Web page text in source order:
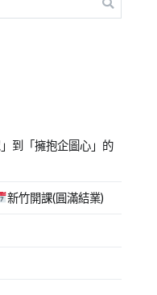
到「擁抱企圖心」的
新竹開課(圓滿結業)